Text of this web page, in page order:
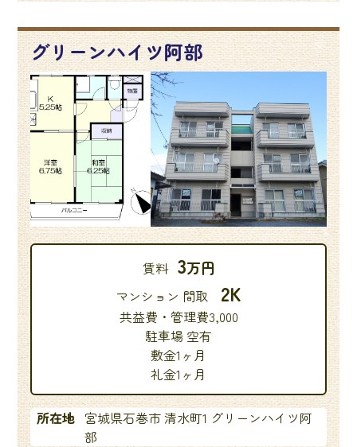
グリーンハイツ阿部
賃料 3万円
マンション 間取 2K
共益費・管理費3,000
駐車場 空有
敷金1ヶ月
礼金1ヶ月
所在地 宮城県石巻市 清水町1 グリーンハイツ阿
部